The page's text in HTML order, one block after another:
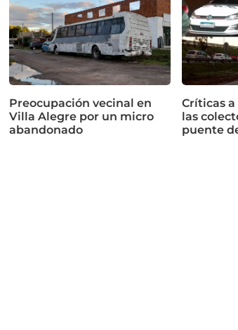
Preocupación vecinal en
Villa Alegre por un micro
abandonado
Críticas
las
puente